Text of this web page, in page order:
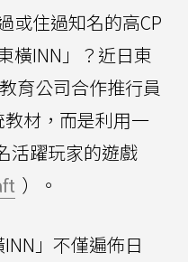
或住過知名的高CP
橫INN」？近日東
育公司合作推行員
材，而是利用一
活躍玩家的遊戲
）。
」不僅遍佈日